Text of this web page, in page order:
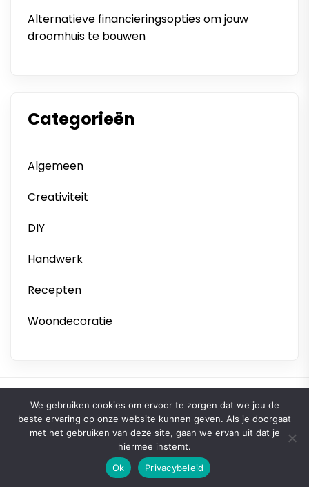
Alternatieve financieringsopties om jouw
droomhuis te bouwen
Categorieën
Algemeen
Creativiteit
DIY
Handwerk
Recepten
Woondecoratie
Copyright © 2026maramaakt.nl.All
rights reserved.
Omega BlogsByOMEGA
WordPress.
Up
We gebruiken cookies om ervoor te zorgen dat we jou de
beste ervaring op onze website kunnen geven. Als je doorgaat
met het gebruiken van deze site, gaan we ervan uit dat je
hiermee instemt.
Ok
Privacybeleid